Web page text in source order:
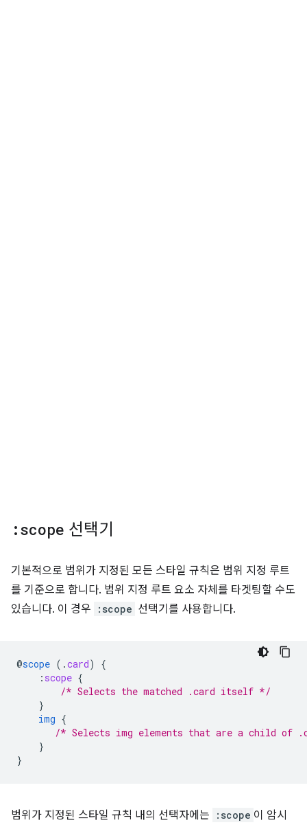
:scope 선택기
기본적으로 범위가 지정된 모든 스타일 규칙은 범위 지정 루트
를 기준으로 합니다. 범위 지정 루트 요소 자체를 타겟팅할 수도
있습니다. 이 경우
:scope 선택기를 사용합니다.
@scope ( .card)
{
: scope {
/* Selects the matched .card itself */
}
img {
/* Selects img elements that are a child of
}
}
범위가 지정된 스타일 규칙 내의 선택자에는 :scope 이 암시